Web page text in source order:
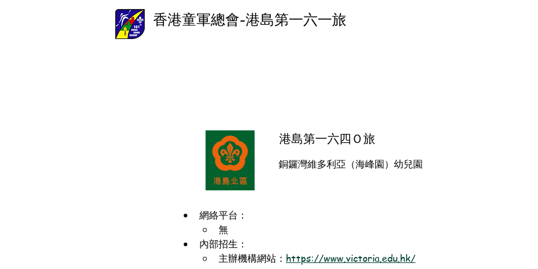
香港童軍總會-港島第一六一旅
港島第一六四Ｏ旅
銅鑼灣維多利亞（海峰園）幼兒園
網絡平台：
無
內部招生：
主辦機構網站： https://www.victoria.edu.hk/